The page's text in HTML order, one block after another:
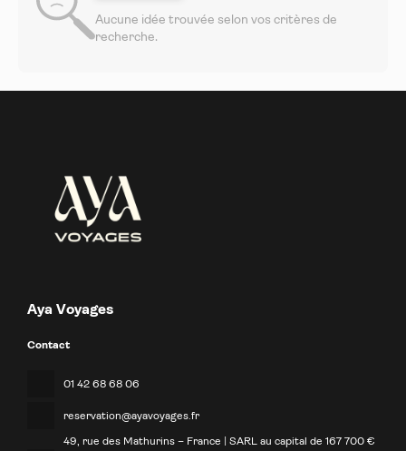
Aucune idée trouvée selon vos critères de
recherche.
Aya Voyages
Contact
01 42 68 68 06
reservation@ayavoyages.fr
49, rue des Mathurins – France | SARL au capital de 167 700 €